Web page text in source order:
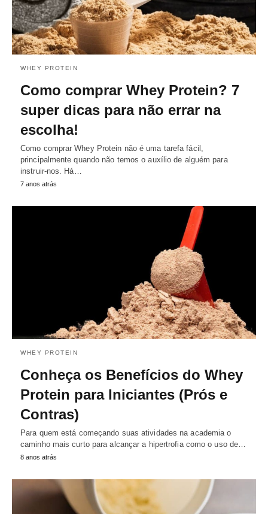
WHEY PROTEIN
Como comprar Whey Protein? 7
super dicas para não errar na
escolha!
Como comprar Whey Protein não é uma tarefa fácil,
principalmente quando não temos o auxílio de alguém para
instruir-nos. Há…
7 anos atrás
WHEY PROTEIN
Conheça os Benefícios do Whey
Protein para Iniciantes (Prós e
Contras)
Para quem está começando suas atividades na academia o
caminho mais curto para alcançar a hipertrofia como o uso de…
8 anos atrás